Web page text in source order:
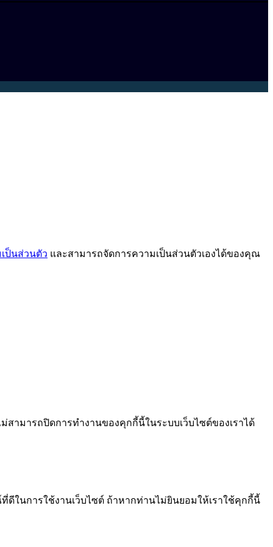
ป็นส่วนตัว และสามารถจัดการความเป็นส่วนตัวเองได้ของคุณ
ามารถปิดการทำงานของคุกกี้นี้ในระบบเว็บไซต์ของเราได้
ในการใช้งานเว็บไซต์ ถ้าหากท่านไม่ยินยอมให้เราใช้คุกกี้นี้